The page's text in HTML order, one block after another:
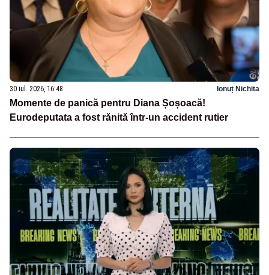
30 iul. 2026, 16:48 Ionuț Nichita
Momente de panică pentru Diana Șoșoacă!
Eurodeputata a fost rănită într-un accident rutier